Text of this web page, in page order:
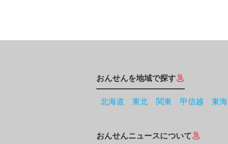
おんせんを地域で探す
北海道 東北 関東 甲信越 東海
おんせんニュースについて